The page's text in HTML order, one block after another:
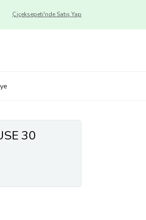
Çiçeksepeti'nde Satış Yap
30